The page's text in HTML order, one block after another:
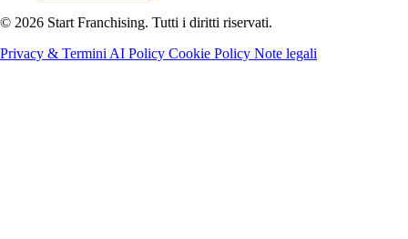
© 2026 Start Franchising. Tutti i diritti riservati.
Privacy & Termini AI Policy Cookie Policy Note legali